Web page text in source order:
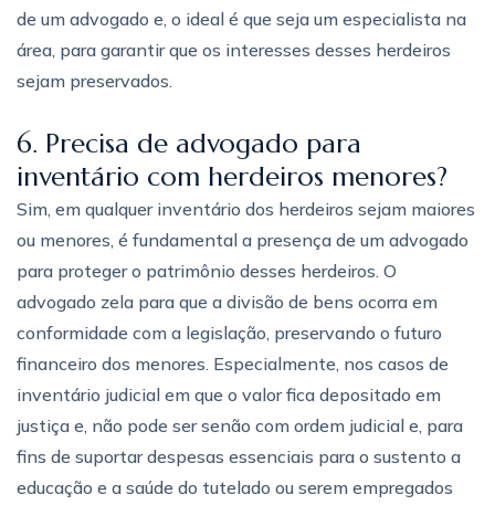
de um advogado e, o ideal é que seja um especialista na
área, para garantir que os interesses desses herdeiros
sejam preservados.
6. Precisa de advogado para
inventário com herdeiros menores?
Sim, em qualquer inventário dos herdeiros sejam maiores
ou menores, é fundamental a presença de um advogado
para proteger o patrimônio desses herdeiros. O
advogado zela para que a divisão de bens ocorra em
conformidade com a legislação, preservando o futuro
financeiro dos menores. Especialmente, nos casos de
inventário judicial em que o valor fica depositado em
justiça e, não pode ser senão com ordem judicial e, para
fins de suportar despesas essenciais para o sustento a
educação e a saúde do tutelado ou serem empregados